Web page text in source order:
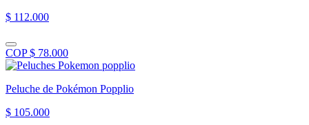
$ 112.000
COP $ 78.000
Peluche de Pokémon Popplio
$ 105.000